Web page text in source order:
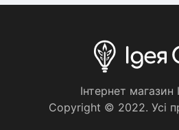
Iнтернет
Copyright © 2022. Усi